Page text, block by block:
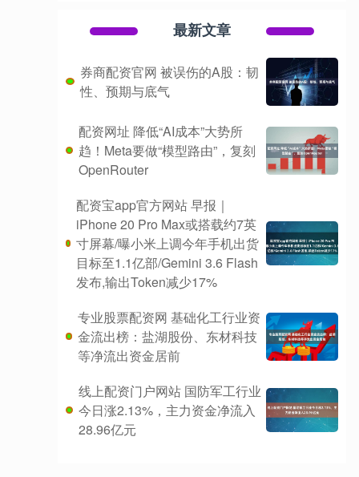
最新文章
券商配资官网 被误伤的A股：韧
性、预期与底气
配资网址 降低“AI成本”大势所
趋！Meta要做“模型路由”，复刻
OpenRouter
配资宝app官方网站 早报｜
iPhone 20 Pro Max或搭载约7英
寸屏幕/曝小米上调今年手机出货
目标至1.1亿部/Gemini 3.6 Flash
发布,输出Token减少17%
专业股票配资网 基础化工行业资
金流出榜：盐湖股份、东材科技
等净流出资金居前
线上配资门户网站 国防军工行业
今日涨2.13%，主力资金净流入
28.96亿元